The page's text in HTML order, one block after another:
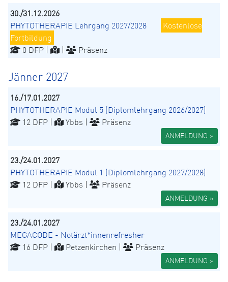
30./31.12.2026
PHYTOTHERAPIE Lehrgang 2027/2028
Kostenlose
Fortbildung
0 DFP |
Präsenz
Jänner 2027
16./17.01.2027
PHYTOTHERAPIE Modul 5 (Diplomlehrgang 2026/2027)
12 DFP |
Ybbs | Präsenz
ANMELDUNG »
23./24.01.2027
PHYTOTHERAPIE Modul 1 (Diplomlehrgang 2027/2028)
12 DFP |
Ybbs | Präsenz
ANMELDUNG »
23./24.01.2027
MEGACODE - Notärzt*innenrefresher
16 DFP |
Petzenkirchen | Präsenz
ANMELDUNG »